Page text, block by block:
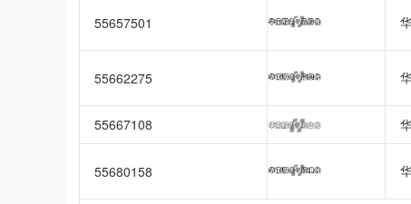
55657501
55662275
55667108
55680158